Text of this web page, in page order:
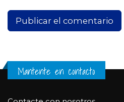
Mantente en contacto